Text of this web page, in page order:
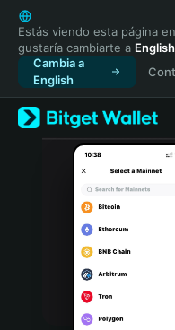
English
日本語
Tiếng Việt
Русский
Español (Latinoamérica)
Türkçe
Italiano
Português (Portugal)
Bahasa Indonesia
Estás viendo esta página en
gustaría cambiarte a English
Cambia a
English